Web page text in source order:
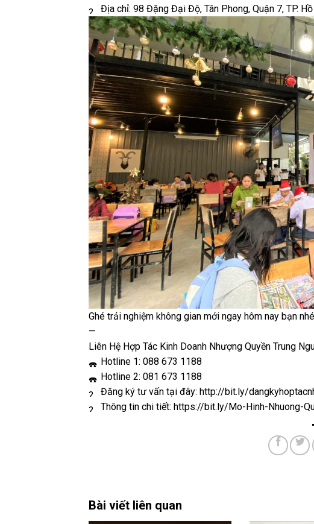
Địa chỉ: ​98 Đặng Đại Độ, Tân Phong, Quận 7, TP.
Ghé trải nghiệm không gian mới ngay hôm nay bạn
—
Liên Hệ Hợp Tác Kinh Doanh Nhượng Quyền Trung
Hotline 1: 088 673 1188
Hotline 2: 081 673 1188
Đăng ký tư vấn tại đây: http://bit.ly/
Thông tin chi tiết: https://bit.ly/Mo-Hinh-Nhuong-
Bài viết liên quan